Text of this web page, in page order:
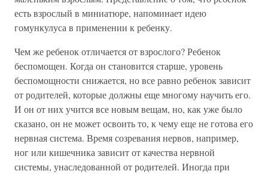
есть взрослый в миниатюре, напоминает идею
гомункулуса в применении к ребенку.
Чем же ребенок отличается от взрослого? Ребенок
беспомощен. Когда он становится старше, уровень
беспомощности снижается, но все равно ребенок зависит
от родителей, которые должны еще многому научить его.
И он от них учится все новым вещам, но, как уже было
сказано, он не может освоить то, к чему еще не готова его
нервная система. Время созревания нервов, например,
ног или кишечника зависит от качества нервной
системы, унаследованной от родителей. Иногда при